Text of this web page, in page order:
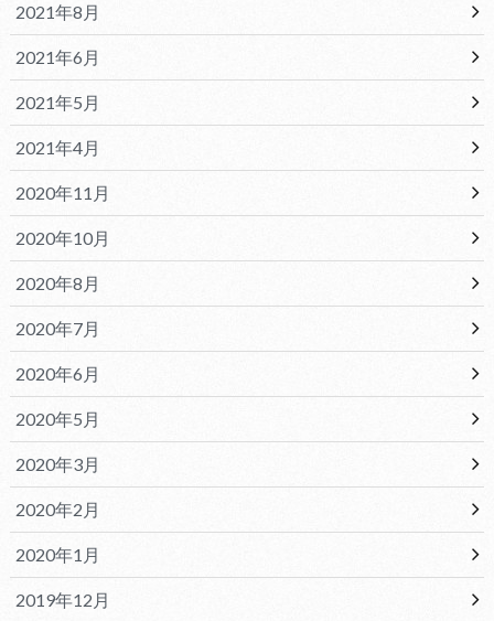
2021年8月
2021年6月
2021年5月
2021年4月
2020年11月
2020年10月
2020年8月
2020年7月
2020年6月
2020年5月
2020年3月
2020年2月
2020年1月
2019年12月